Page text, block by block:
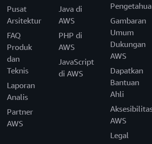
Pusat
Arsitektur
FAQ
Produk
dan
Teknis
Laporan
Analis
Partner
AWS
Java di
AWS
PHP di
AWS
JavaScript
di AWS
Gambaran
Umum
Dukungan
AWS
Dapatkan
Bantuan
Ahli
AWS
Legal